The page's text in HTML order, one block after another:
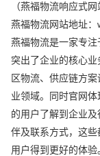
（燕福物流响应式网
燕福物流网站地址
燕福物流是一家专
突出了企业的核心
区物流、供应链方
业领域。同时官网
的用户了解到企业
伴及联系方式，这
用户得到更好的体验